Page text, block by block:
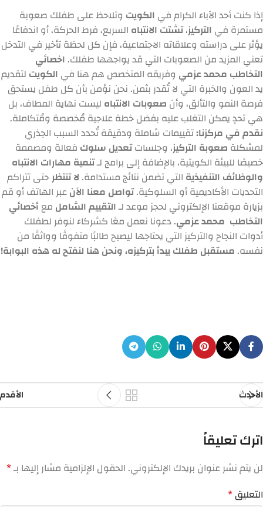
إذا كنت أحد الآباء الكرام في الكويت وتلاحظ على طفلك صعوبة
مستمرة في التركيز،تشتت الانتباه السريع، فرط الحركة، أو اندفاعًا
يؤثر على دراسته وعلاقاته الاجتماعية، فإن كل لحظة تأخير في التدخل
تعني المزيد من الصعوبات التي قد يواجهها طفلك. اخصائي
التخاطب محمد عزمي وفريقه المتخصص هم هنا في الكويت لتقديم
يد العون والخبرة التي لا تُقدر بثمن. نحن نؤمن بأن كل طفل يستحق
فرصة النمو والتألق، وأن صعوبات الانتباه ليست نهاية المطاف، بل
هي تحدٍ يمكن التغلب عليه بفضل خطة علاجية مُخصصة ومُتكاملة.
نقدم في مركزنا:تقييمات شاملة ودقيقة تُحدد السبب الجذري
لمشكلة صعوبة التركيز، وجلساتتعديل سلوك فعالة ومصممة
خصيصًا للبيئة الكويتية، بالإضافة إلى برامج لـتنمية مهارات الانتباه
والوظائف التنفيذية التي تضمن نتائج مستدامة.لا تنتظرحتى تتراكم
التحديات الأكاديمية أو السلوكية.تواصل معنا الآنعبر الهاتف أو قم
بزيارة موقعنا الإلكتروني لحجز موعد لـالتقييم الشامل مع أخصائي
التخاطب محمد عزمي. دعونا نعمل معًا كشركاء لنوفر لطفلك
أدوات النجاح والتركيز التي يحتاجها ليصبح طالبًا متفوقًا وواثقًا من
نفسه. مستقبل طفلك يبدأ بتركيزه، ونحن هنا لنفتح له هذه البوابة!
الأحدث الأقدم
اترك تعليقاً
لن يتم نشر عنوان بريدك الإلكتروني. الحقول الإلزامية مشار إليها بـ*
التعليق*